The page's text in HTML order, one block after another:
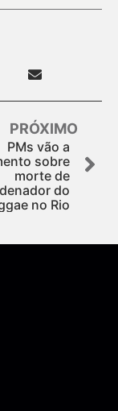
PRÓXIMO
PMs vão a
sobre
morte de
do
no Rio